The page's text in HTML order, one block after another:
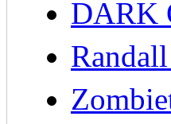
DARK